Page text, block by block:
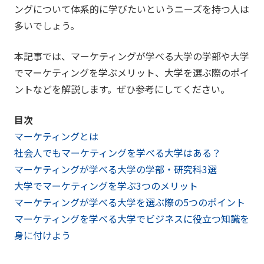
ングについて体系的に学びたいというニーズを持つ人は
多いでしょう。
本記事では、マーケティングが学べる大学の学部や大学
でマーケティングを学ぶメリット、大学を選ぶ際のポイ
ントなどを解説します。ぜひ参考にしてください。
目次
マーケティングとは
社会人でもマーケティングを学べる大学はある？
マーケティングが学べる大学の学部・研究科3選
大学でマーケティングを学ぶ3つのメリット
マーケティングが学べる大学を選ぶ際の5つのポイント
マーケティングを学べる大学でビジネスに役立つ知識を
身に付けよう